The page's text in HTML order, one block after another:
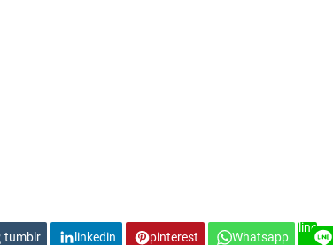
tumblr linkedin pinterest Whatsapp
line